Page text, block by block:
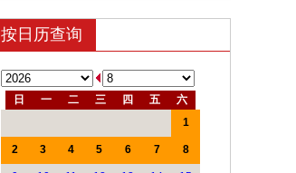
按日历查询
日 一 二 三 四 五
六
1
2 3 4 5 6 7 8